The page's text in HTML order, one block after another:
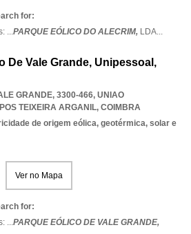
for:
...PARQUE EÓLICO DO ALECRIM, LDA...
De Vale Grande, Unipessoal,
GRANDE, 3300-466, UNIAO
TEIXEIRA ARGANIL, COIMBRA
de origem eólica, geotérmica, solar e
Ver no Mapa
for:
...PARQUE EÓLICO DE VALE GRANDE,